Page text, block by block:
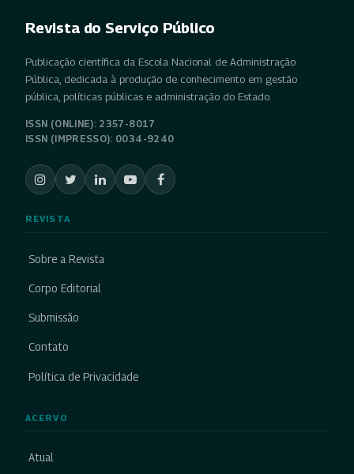
Revista do Serviço Público
Publicação científica da Escola Nacional de Administração
Pública, dedicada à produção de conhecimento em gestão
pública, políticas públicas e administração do Estado.
ISSN (ONLINE): 2357-8017
ISSN (IMPRESSO): 0034-9240
REVISTA
Sobre a Revista
Corpo Editorial
Submissão
Contato
Política de Privacidade
ACERVO
Atual